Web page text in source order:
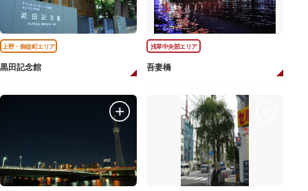
上野・御徒町エリア
黒田記念館
浅草中央部エリア
吾妻橋